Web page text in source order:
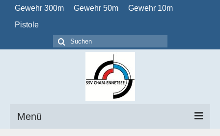
Gewehr 300m Gewehr 50m
Gewehr 10m
Pistole
Suchen
nach:
Menü